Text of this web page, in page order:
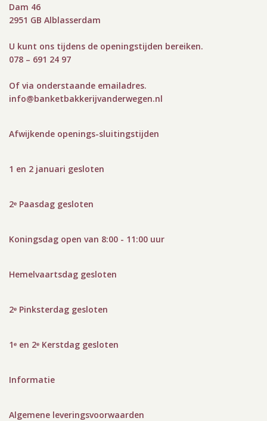
Dam 46
2951 GB Alblasserdam
U kunt ons tijdens de openingstijden bereiken.
078 – 691 24 97
Of via onderstaande emailadres.
info@banketbakkerijvanderwegen.nl
Afwijkende openings-sluitingstijden
1 en 2 januari gesloten
2ᵉ Paasdag gesloten
Koningsdag open van 8:00 - 11:00 uur
Hemelvaartsdag gesloten
2ᵉ Pinksterdag gesloten
1ᵉ en 2ᵉ Kerstdag gesloten
Informatie
Algemene leveringsvoorwaarden